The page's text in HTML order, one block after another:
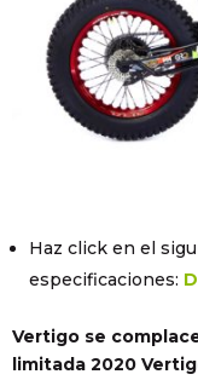
Haz click en el
especificaciones:
Vertigo se
limitada 2020